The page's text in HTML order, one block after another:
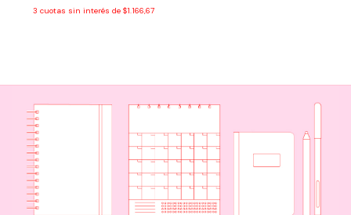
3 cuotas sin interés de $1.166,67